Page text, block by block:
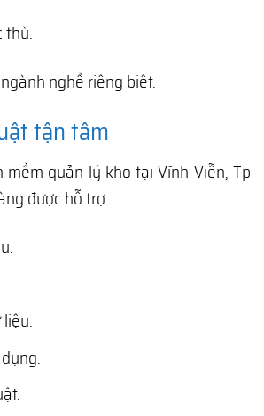
thù.
nghề riêng biệt.
tận tâm
mềm quản lý kho tại Vĩnh Viễn, Tp
được hỗ trợ: